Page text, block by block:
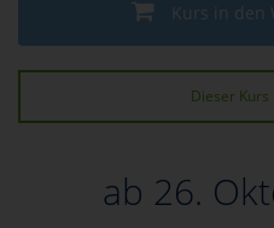
Kurs in den
Dieser
ab 26.